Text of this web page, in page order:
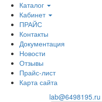
Каталог
Кабинет
ПРАЙС
Контакты
Документация
Новости
Отзывы
Прайс-лист
Карта сайта
lab@6498195.ru